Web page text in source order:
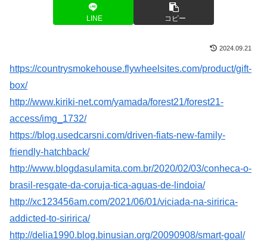
LINE コピー
2024.09.21
https://countrysmokehouse.flywheelsites.com/product/gift-
box/
http://www.kiriki-net.com/yamada/forest21/forest21-
access/img_1732/
https://blog.usedcarsni.com/driven-fiats-new-family-
friendly-hatchback/
http://www.blogdasulamita.com.br/2020/02/03/conheca-o-
brasil-resgate-da-coruja-tica-aguas-de-lindoia/
http://xc123456am.com/2021/06/01/viciada-na-siririca-
addicted-to-siririca/
http://delia1990.blog.binusian.org/20090908/smart-goal/